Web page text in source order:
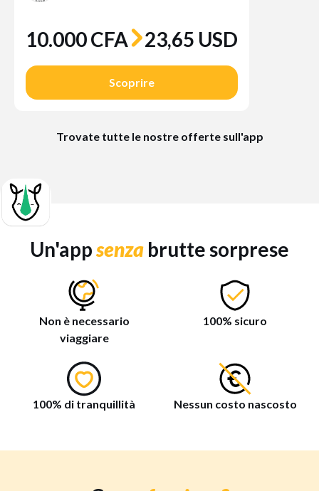
10.000 CFA 23,65 USD
Scoprire
Trovate tutte le nostre offerte sull'app
Un'appsenza brutte sorprese
Non è necessario
viaggiare
100% sicuro
100% di tranquillità Nessun costo nascosto